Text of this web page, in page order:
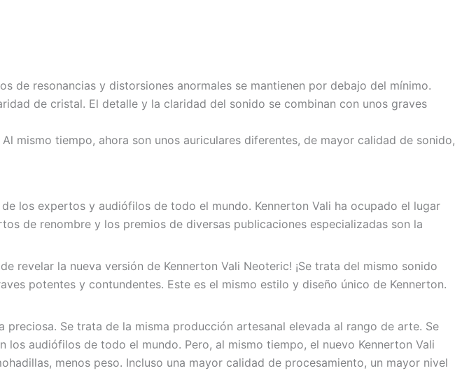
resonancias y distorsiones anormales se mantienen por debajo del mínimo.
de cristal. El detalle y la claridad del sonido se combinan con unos graves
mismo tiempo, ahora son unos auriculares diferentes, de mayor calidad de sonido,
los expertos y audiófilos de todo el mundo. Kennerton Vali ha ocupado el lugar
de renombre y los premios de diversas publicaciones especializadas son la
revelar la nueva versión de Kennerton Vali Neoteric! ¡Se trata del mismo sonido
potentes y contundentes. Este es el mismo estilo y diseño único de Kennerton.
Se trata de la misma producción artesanal elevada al rango de arte. Se
audiófilos de todo el mundo. Pero, al mismo tiempo, el nuevo Kennerton Vali
menos peso. Incluso una mayor calidad de procesamiento, un mayor nivel